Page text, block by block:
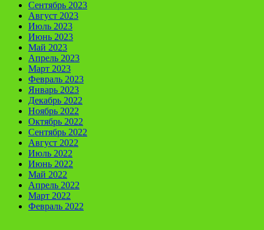
Сентябрь 2023
Август 2023
Июль 2023
Июнь 2023
Май 2023
Апрель 2023
Март 2023
Февраль 2023
Январь 2023
Декабрь 2022
Ноябрь 2022
Октябрь 2022
Сентябрь 2022
Август 2022
Июль 2022
Июнь 2022
Май 2022
Апрель 2022
Март 2022
Февраль 2022